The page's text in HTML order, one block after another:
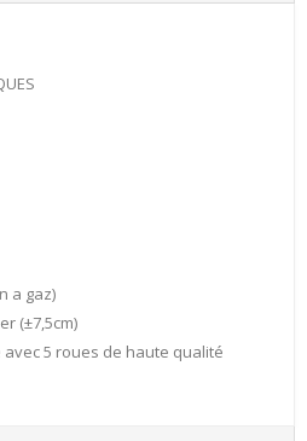
a gaz)
(±7,5cm)
5 roues de haute qualité